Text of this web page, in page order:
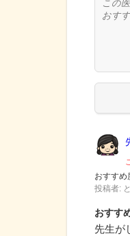
おすすめ
投稿者:
おすす
先生が